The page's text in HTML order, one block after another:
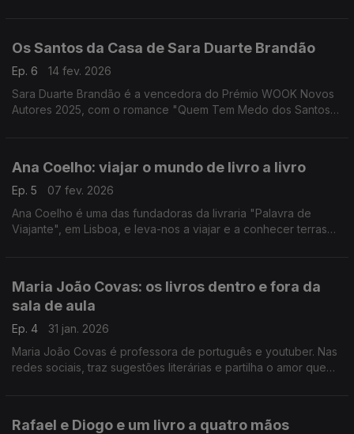
Os Santos da Casa de Sara Duarte Brandão
Ep. 6
14 fev. 2026
Sara Duarte Brandão é a vencedora do Prémio WOOK Novos
Autores 2025, com o romance "Quem Tem Medo dos Santos
Ana Coelho: viajar o mundo de livro a livro
Ep. 5
07 fev. 2026
Ana Coelho é uma das fundadoras da livraria "Palavra de
Viajante", em Lisboa, e leva-nos a viajar e a conhecer terras
Maria João Covas: os livros dentro e fora da
sala de aula
Ep. 4
31 jan. 2026
Maria João Covas é professora de português e youtuber. Nas
redes sociais, traz sugestões literárias e partilha o amor que
Rafael e Diogo e um livro a quatro mãos